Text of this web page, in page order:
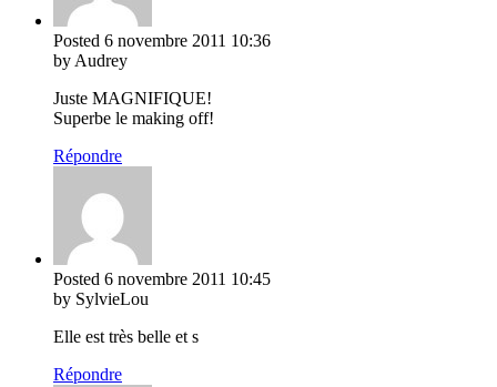
Posted 6 novembre 2011 10:36
by Audrey
Juste MAGNIFIQUE!
Superbe le making off!
Répondre
Posted 6 novembre 2011 10:45
by SylvieLou
Elle est très belle et s
Répondre